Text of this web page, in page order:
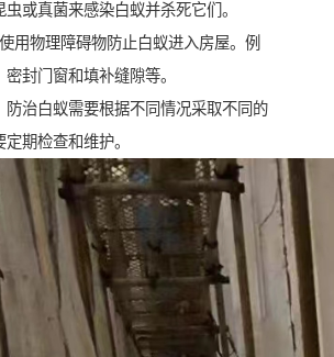
或真菌来感染白蚁并杀死它们。
用物理障碍物防止白蚁进入房屋。例
封门窗和填补缝隙等。
防治白蚁需要根据不同情况采取不同的
期检查和维护。